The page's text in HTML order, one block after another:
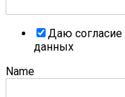
Даю согласие
данных
Name